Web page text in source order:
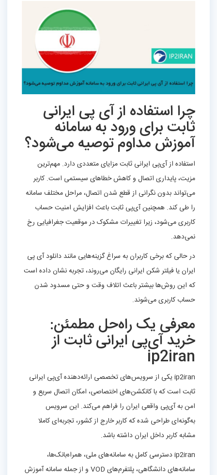
چرا استفاده از آی‌ پی ایرانی
ثابت برای ورود به سامانه
آموزش مداوم توصیه می‌شود؟
استفاده از آی‌پی ایرانی ثابت مزایای متعددی دارد. مهم‌ترین
مزیت، پایداری اتصال و کاهش خطاهای سیستمی است. کاربر
می‌تواند بدون نگرانی از قطع شدن اتصال، مراحل مختلف سامانه
را طی کند. همچنین آی‌پی ثابت باعث افزایش امنیت حساب
کاربری می‌شود، زیرا تغییرات مشکوک در موقعیت جغرافیایی رخ
نمی‌دهد.
در حالی که برخی کاربران به سراغ گزینه‌هایی مانند دانلود آی پی
ایران یا فیلتر شکن ایرانی رایگان می‌روند، تجربه نشان داده است
که این روش‌ها بیشتر باعث اتلاف وقت و حتی مسدود شدن
حساب کاربری می‌شوند.
معرفی یک راه‌حل مطمئن:
خرید آی‌پی ایرانی ثابت از
ip2iran
ip2iran یکی از سرویس‌های تخصصی ارائه‌دهنده آی‌پی ایرانی
ثابت است که با کانکشن‌های اختصاصی، امکان اتصال سریع و
امن به آی‌پی واقعی ایران را فراهم می‌کند. این سرویس
به‌گونه‌ای طراحی شده که کاربر خارج از کشور، تجربه‌ای کاملا
مشابه کاربر داخل ایران داشته باشد.
ip2iran دسترسی کامل به سامانه‌های ملی، همراه‌بانک‌ها،
سامانه‌های دانشگاهی، پلتفرم‌های VOD و از جمله سامانه آموزش